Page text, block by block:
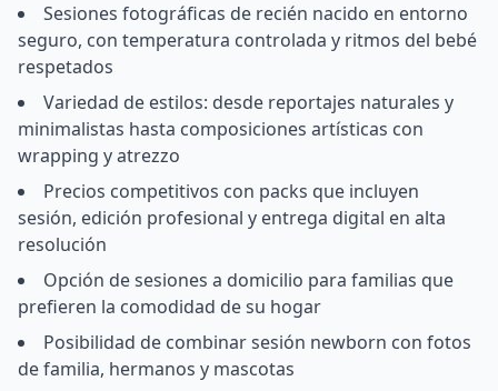
Sesiones fotográficas de recién nacido en entorno
seguro, con temperatura controlada y ritmos del bebé
respetados
Variedad de estilos: desde reportajes naturales y
minimalistas hasta composiciones artísticas con
wrapping y atrezzo
Precios competitivos con packs que incluyen
sesión, edición profesional y entrega digital en alta
resolución
Opción de sesiones a domicilio para familias que
prefieren la comodidad de su hogar
Posibilidad de combinar sesión newborn con fotos
de familia, hermanos y mascotas